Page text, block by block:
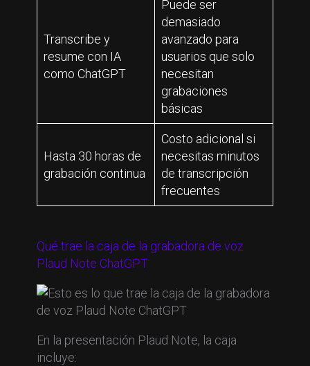
Transcribe y
resume con IA
como ChatGPT
Puede ser
demasiado
avanzado para
usuarios que solo
necesitan
grabaciones
básicas
Hasta 30 horas de
grabación continua
Costo adicional si
necesitas minutos
de transcripción
frecuentes
Qué trae la caja de la grabadora de voz
Plaud Note ChatGPT
En la presentación Plaud Note, la caja
incluye: